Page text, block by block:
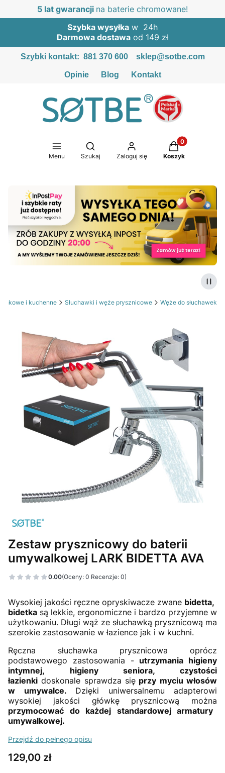
5 lat gwarancji na baterie chromowane!
Szybka wysyłka w 24h
Darmowa dostawa od 149 zł
Szybki kontakt: 881 370 600 sklep@sotbe.com
Opinie Blog Kontakt
Menu
Otwórz wyszukiwarkę
Szukaj Zaloguj się
Produkty w
Koszyk
i kuchenne Słuchawki i węże prysznicowe Węże do słuchawek
Zestaw prysznicowy do baterii
umywalkowej LARK BIDETTA AVA
0.00(Oceny: 0 Recenzje: 0)
Przejdź do sekcji Opinie
Wysokiej jakości ręczne opryskiwacze zwane bidetta,
bidetka są lekkie, ergonomiczne i bardzo przyjemne w
użytkowaniu. Długi wąż ze słuchawką prysznicową ma
szerokie zastosowanie w łazience jak i w kuchni.
Ręczna słuchawka prysznicowa oprócz
podstawowego zastosowania - utrzymania higieny
intymnej, higieny seniora, czystości
łazienki doskonale sprawdza się przy myciu włosów
w umywalce. Dzięki uniwersalnemu adapterowi
wysokiej jakości główkę prysznicową można
przymocować do każdej standardowej armatury
umywalkowej.
Przejdź do pełnego opisu
Cena
129,00 zł